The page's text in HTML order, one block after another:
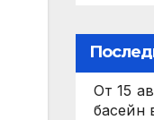
От 15
басейн